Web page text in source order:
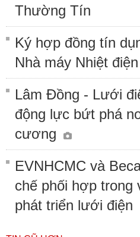
Thường Tín
Ký hợp đồng tín
Nhà máy Nhiệt
Lâm Đồng - Lưới
động lực bứt phá
cương
EVNHCMC và
chế phối hợp trong
phát triển lưới điện